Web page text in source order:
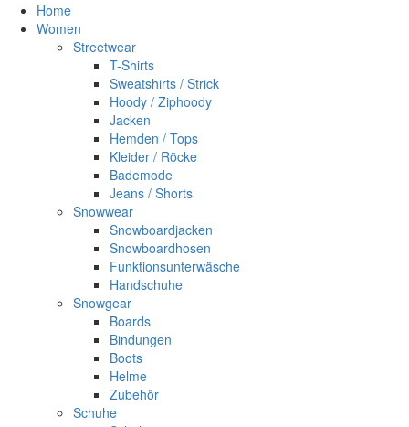
Home
Women
Streetwear
T-Shirts
Sweatshirts / Strick
Hoody / Ziphoody
Jacken
Hemden / Tops
Kleider / Röcke
Bademode
Jeans / Shorts
Snowwear
Snowboardjacken
Snowboardhosen
Funktionsunterwäsche
Handschuhe
Snowgear
Boards
Bindungen
Boots
Helme
Zubehör
Schuhe